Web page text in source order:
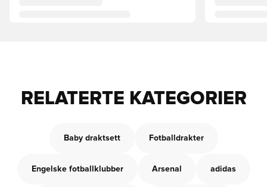
RELATERTE KATEGORIER
Baby draktsett Fotballdrakter
Engelske fotballklubber Arsenal adidas